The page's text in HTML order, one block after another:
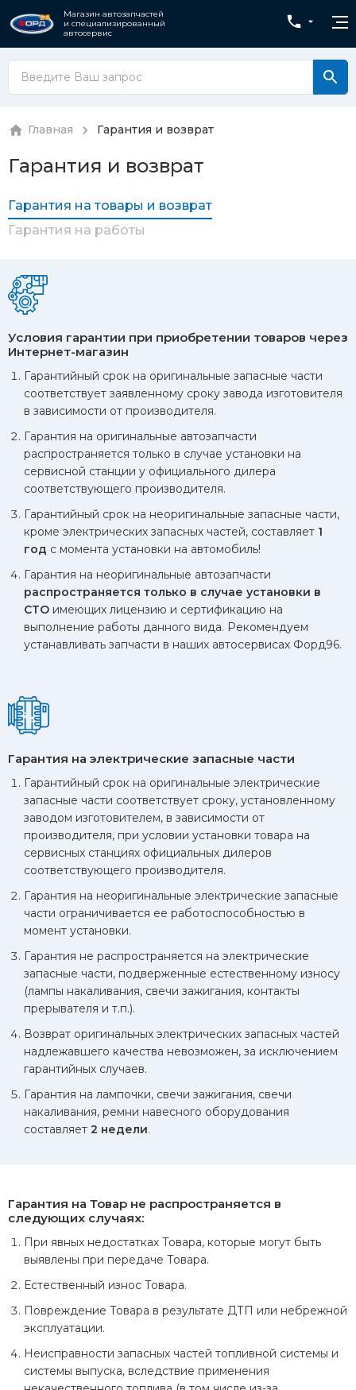
Магазин автозапчастей
и специализированный
автосервис
Главная Гарантия и возврат
Гарантия и возврат
Гарантия на товары и возврат
Гарантия на работы
Условия гарантии при приобретении товаров через
Интернет-магазин
Гарантийный срок на оригинальные запасные части
соответствует заявленному сроку завода изготовителя
в зависимости от производителя.
Гарантия на оригинальные автозапчасти
распространяется только в случае установки на
сервисной станции у официального дилера
соответствующего производителя.
Гарантийный срок на неоригинальные запасные части,
кроме электрических запасных частей, составляет 1
год с момента установки на автомобиль!
Гарантия на неоригинальные автозапчасти
распространяется только в случае установки в
СТО имеющих лицензию и сертификацию на
выполнение работы данного вида. Рекомендуем
устанавливать запчасти в наших автосервисах Форд96.
Гарантия на электрические запасные части
Гарантийный срок на оригинальные электрические
запасные части соответствует сроку, установленному
заводом изготовителем, в зависимости от
производителя, при условии установки товара на
сервисных станциях официальных дилеров
соответствующего производителя.
Гарантия на неоригинальные электрические запасные
части ограничивается ее работоспособностью в
момент установки.
Гарантия не распространяется на электрические
запасные части, подверженные естественному износу
(лампы накаливания, свечи зажигания, контакты
прерывателя и т.п.).
Возврат оригинальных электрических запасных частей
надлежавшего качества невозможен, за исключением
гарантийных случаев.
Гарантия на лампочки, свечи зажигания, свечи
накаливания, ремни навесного оборудования
составляет 2 недели.
Гарантия на Товар не распространяется в
следующих случаях:
При явных недостатках Товара, которые могут быть
выявлены при передаче Товара.
Естественный износ Товара.
Повреждение Товара в результате ДТП или небрежной
эксплуатации.
Неисправности запасных частей топливной системы и
системы выпуска, вследствие применения
Вы приезжаете к нам на обслуживание или ремонт
автомобиля
Кроме того, раз в три месяца после выполненных
работ по заказ-наряду Вы можете приехать к нам на
станциюс целью проверки качества выполненных работ.
устанавливали, попутно осматривая общее состояние
Вашего автомобиля.
Гарантийный срок
На диагностику и регулировку агрегатов– 5 дней
или 1 тыс. км. пробега (в зависимости от того, что
наступит раньше).
На все прочие работы – 1 год или 20 тыс. км пробега
(в зависимости от того, что наступит раньше).
На материалы и запасные части – 1 год или 20 тыс. км
пробега (в зависимости от того, что наступит раньше).
По решению производителя данный гарантийный срок
на материалы и запасные части может быть увеличен.
При наступлении гарантийного случая по данному з/н
мы меняем детали и производим ремонт бесплатно.
При этом право принятия решения о необходимости
ремонта или замены неисправной детали или узла
принадлежит нам. Заказчик должен быть
проинформирован о принятом решении в течение
гарантийного срока.
по эксплуатации, а также других нарушений
эксплуатации автомобиля в соответствии с
рекомендациями изготовителя.
Неисправность, возникшая в результате
несвоевременного устранения других неисправностей,
Неисправность, возникшая в результате невыполнения
Автопроизводителя.
Неисправности, возникшие вследствие проведения